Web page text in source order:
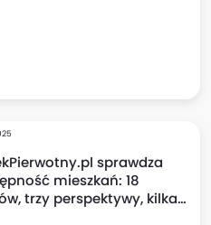
sprawdza
mieszkań: 18
trzy perspektywy, kilka